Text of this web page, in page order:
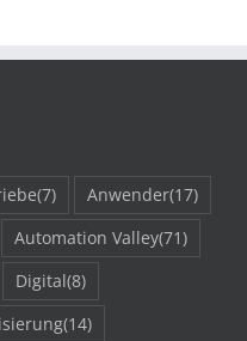
(7) Anwender(17)
Automation Valley(71)
Digital(8)
(14)